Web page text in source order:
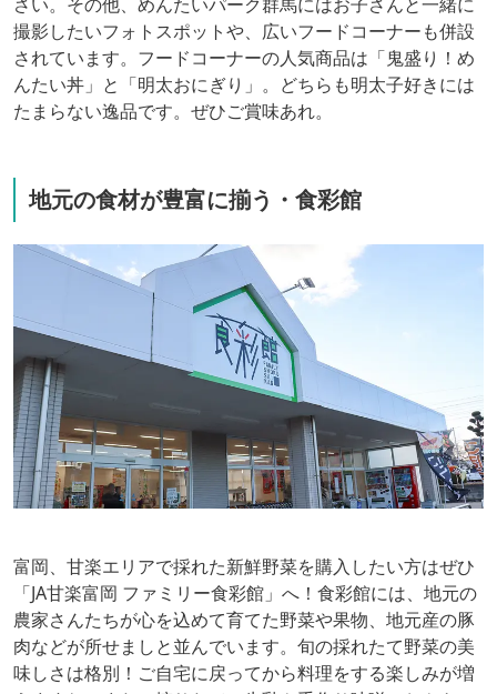
撮影したいフォトスポットや、広いフードコーナーも併設
されています。フードコーナーの人気商品は「鬼盛り！め
んたい丼」と「明太おにぎり」。どちらも明太子好きには
たまらない逸品です。ぜひご賞味あれ。
地元の食材が豊富に揃う・食彩館
富岡、甘楽エリアで採れた新鮮野菜を購入したい方はぜひ
「JA甘楽富岡 ファミリー食彩館」へ！食彩館には、地元の
農家さんたちが心を込めて育てた野菜や果物、地元産の豚
肉などが所せましと並んでいます。旬の採れたて野菜の美
味しさは格別！ご自宅に戻ってから料理をする楽しみが増